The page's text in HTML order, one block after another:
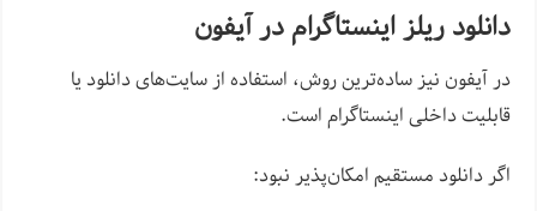
دانلود ریلز اینستاگرام در آیفون
در آیفون نیز ساده‌ترین روش، استفاده از سایت‌های دانلود یا
قابلیت داخلی اینستاگرام است.
اگر دانلود مستقیم امکان‌پذیر نبود: